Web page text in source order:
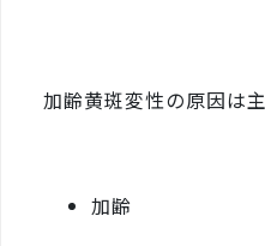
加齢黄斑変性の原因は
加齢